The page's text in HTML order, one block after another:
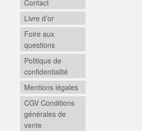
Contact
Livre d’or
Foire aux
questions
Politique de
confidentialité
Mentions légales
CGV Conditions
générales de
vente